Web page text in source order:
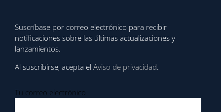
Suscríbase por correo electrónico para recibir
notificaciones sobre las últimas actualizaciones y
lanzamientos.
Al suscribirse, acepta el Aviso de privacidad.
Tu correo electrónico